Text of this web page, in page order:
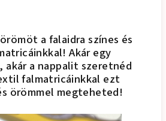
a falaidra színes és
Akár egy
akár a nappalit szeretnéd
falmatricáinkkal ezt
örömmel megteheted!